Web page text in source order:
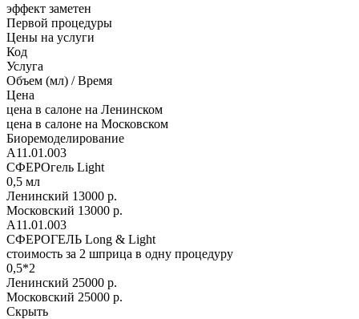
эффект заметен
Первой процедуры
Цены на услуги
Код
Услуга
Объем (мл) / Время
Цена
цена в салоне на Ленинском
цена в салоне на Московском
Биоремоделирование
А11.01.003
СФЕРОгель Light
0,5 мл
Ленинский 13000 р.
Московский 13000 р.
А11.01.003
СФЕРОГЕЛЬ Long & Light
стоимость за 2 шприца в одну процедуру
0,5*2
Ленинский 25000 р.
Московский 25000 р.
Скрыть